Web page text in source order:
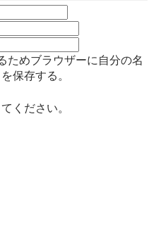
ためブラウザーに自分の名
保存する。
ください。